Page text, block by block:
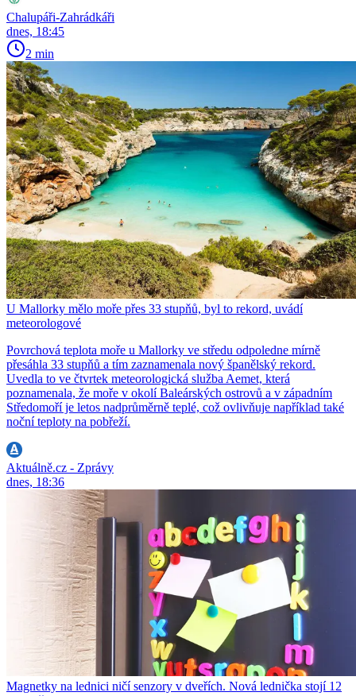
Chalupáři-Zahrádkáři
dnes, 18:45
2 min
U Mallorky mělo moře přes 33 stupňů, byl to rekord, uvádí
meteorologové
Povrchová teplota moře u Mallorky ve středu odpoledne mírně
přesáhla 33 stupňů a tím zaznamenala nový španělský rekord.
Uvedla to ve čtvrtek meteorologická služba Aemet, která
poznamenala, že moře v okolí Baleárských ostrovů a v západním
Středomoří je letos nadprůměrně teplé, což ovlivňuje například také
noční teploty na pobřeží.
Aktuálně.cz - Zprávy
dnes, 18:36
Magnetky na lednici ničí senzory v dveřích. Nová lednička stojí 12